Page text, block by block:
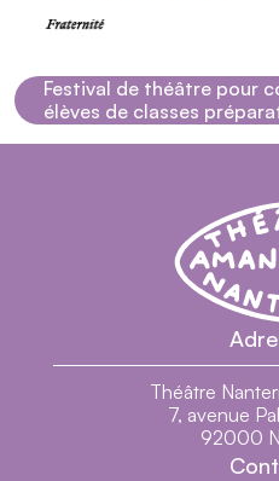
Festival de théâtre pour
élèves de classes
Festival de théâtre
élèves de classes
Les représentations
Théâtre
Théâtre
7, avenue
92000